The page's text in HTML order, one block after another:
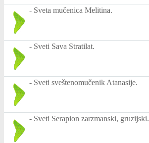
- Sveta mučenica Melitina.
- Sveti Sava Stratilat.
- Sveti sveštenomučenik Atanasije.
- Sveti Serapion zarzmanski, gruzijski.